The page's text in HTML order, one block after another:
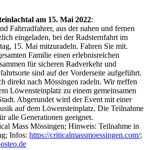
am 15. Mai 2022:
Fahrradfahrer, aus der nahen und fernen
eingeladen, bei der Radsternfahrt im
15. Mai mitzuradeln. Fahren Sie mit.
Familie einen erlebnisreichen
für sicheren Radverkehr und
sind auf der Vorderseite aufgeführt.
direkt nach Mössingen radeln. Wir treffen
Löwensteinplatz zu einem gemeinsamen
Abgerundet wird der Event mit einer
auf dem Löwensteinplatz. Die Teilnahme
alle Generationen geeignet.
Mass Mössingen; Hinweis: Teilnahme in
Infos: https://criticalmassmoessingen.com/;